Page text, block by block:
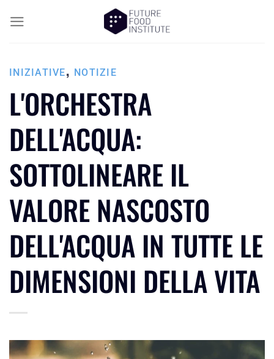
INIZIATIVE, NOTIZIE
L'ORCHESTRA
DELL'ACQUA:
SOTTOLINEARE IL
VALORE NASCOSTO
DELL'ACQUA IN TUTTE LE
DIMENSIONI DELLA VITA